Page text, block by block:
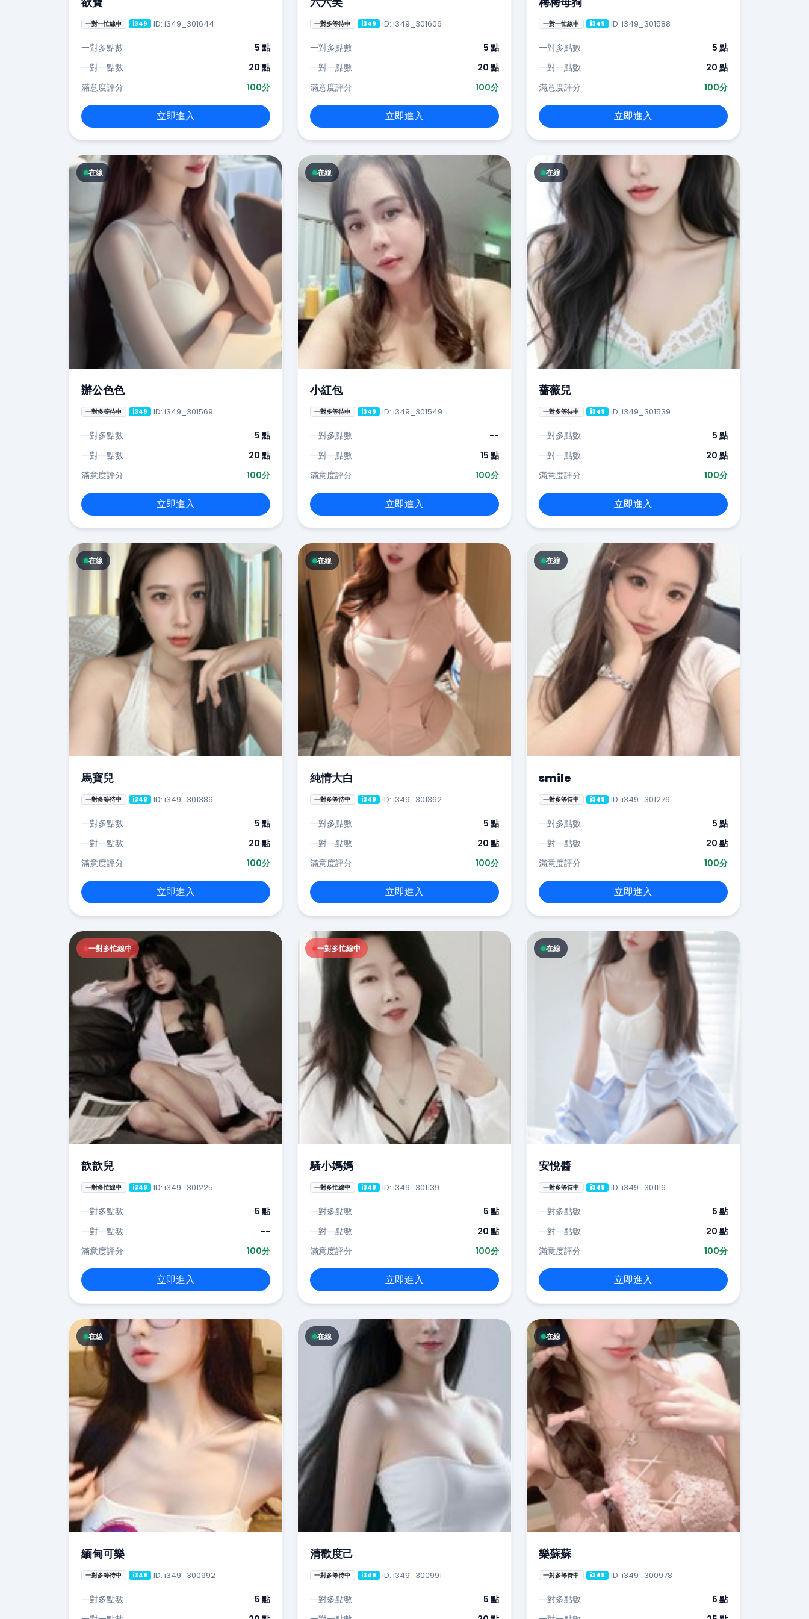
一對一忙線中 i349 ID: i349_301644
一對多點數
5 點
一對一點數
20 點
滿意度評分
100分
立即進入
一對多等待中 i349 ID: i349_301606
一對多點數
5 點
一對一點數
20 點
滿意度評分
100分
立即進入
一對一忙線中 i349 ID: i349_301588
一對多點數
5 點
一對一點數
20 點
滿意度評分
100分
立即進入
在線
辦公色色
一對多等待中 i349 ID: i349_301569
一對多點數
5 點
一對一點數
20 點
滿意度評分
100分
立即進入
在線
小紅包
一對多等待中 i349 ID: i349_301549
一對多點數
--
一對一點數
15 點
滿意度評分
100分
立即進入
在線
薔薇兒
一對多等待中 i349 ID: i349_301539
一對多點數
5 點
一對一點數
20 點
滿意度評分
100分
立即進入
在線
馬寶兒
一對多等待中 i349 ID: i349_301389
一對多點數
5 點
一對一點數
20 點
滿意度評分
100分
立即進入
在線
純情大白
一對多等待中 i349 ID: i349_301362
一對多點數
5 點
一對一點數
20 點
滿意度評分
100分
立即進入
在線
smile
一對多等待中 i349 ID: i349_301276
一對多點數
5 點
一對一點數
20 點
滿意度評分
100分
立即進入
一對多忙線中
歆歆兒
一對多忙線中 i349 ID: i349_301225
一對多點數
5 點
一對一點數
--
滿意度評分
100分
立即進入
一對多忙線中
騷小媽媽
一對多忙線中 i349 ID: i349_301139
一對多點數
5 點
一對一點數
20 點
滿意度評分
100分
立即進入
在線
安悅醬
一對多等待中 i349 ID: i349_301116
一對多點數
5 點
一對一點數
20 點
滿意度評分
100分
立即進入
在線
緬甸可樂
一對多等待中 i349 ID: i349_300992
一對多點數
5 點
在線
清歡度己
一對多等待中 i349 ID: i349_300991
一對多點數
5 點
在線
樂蘇蘇
一對多等待中 i349 ID: i349_300978
一對多點數
6 點